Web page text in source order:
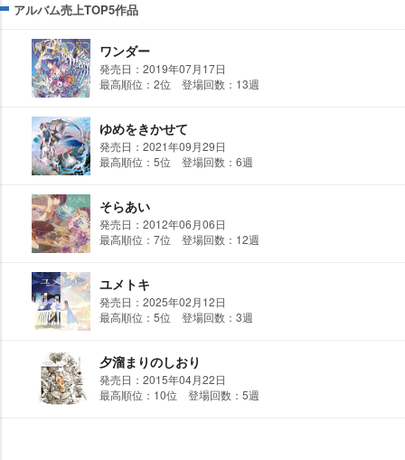
アルバム売上TOP5作品
ワンダー
発売日：2019年07月17日
最高順位：2位 登場回数：13週
ゆめをきかせて
発売日：2021年09月29日
最高順位：5位 登場回数：6週
そらあい
発売日：2012年06月06日
最高順位：7位 登場回数：12週
ユメトキ
発売日：2025年02月12日
最高順位：5位 登場回数：3週
夕溜まりのしおり
発売日：2015年04月22日
最高順位：10位 登場回数：5週